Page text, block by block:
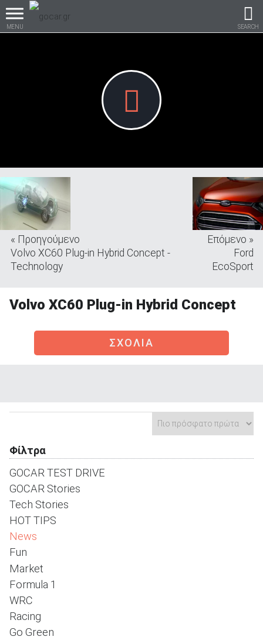
MENU SEARCH
Βρες τα πάντα για το
αυτοκίνητο!
Καινούρια
ΑΝΑΖΗΤΗΣΗ
ΑΝΑΖΗΤΗΣΗ
Επιχειρήσεις
ΑΝΑΖΗΤΗΣΗ
« Προηγούμενο
Volvo XC60 Plug-in Hybrid Concept -
Technology
Επόμενο »
Ford
EcoSport
Volvo XC60 Plug-in Hybrid Concept
ΣΧΟΛΙΑ
Φίλτρα
GOCAR TEST DRIVE
GOCAR Stories
Tech Stories
HOT TIPS
News
Fun
Market
Formula 1
WRC
Racing
Go Green